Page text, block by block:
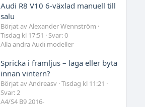
Audi R8 V10 6-växlad manuell till
salu
Börjat av Alexander Wennström
Tisdag kl 17:51
Svar: 0
Alla andra Audi modeller
Spricka i framljus – laga eller byta
innan vintern?
Börjat av Andreasv Tisdag kl 11:21
Svar: 2
A4/S4 B9 2016-